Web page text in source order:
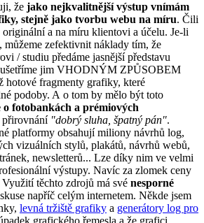
že jako nejkvalitnější výstup vnímám
stejně jako tvorbu webu na míru. Čili
a na míru klientovi a účelu. Je-li
můžeme zefektivnit náklady tím, že
/ studiu předáme jasnější představu
ušetříme jim VHODNÝM ZPŮSOBEM
hotové fragmenty grafiky, které
podoby. A o tom by mělo být toto
o fotobankách a prémiových
přirovnání "dobrý sluha, špatný pán".
platformy obsahují miliony návrhů log,
vizuálních stylů, plakátů, návrhů webů,
newsletterů... Lze díky nim ve velmi
výstupy. Navíc za zlomek ceny
těchto zdrojů má své nesporné
napříč celým internetem. Někde jsem
levná tržiště grafiky a generátory log pro